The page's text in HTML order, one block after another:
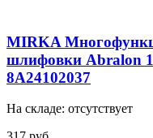
MIRKA
шлифовки Abralon
8A24102037
На складе: отсутствует